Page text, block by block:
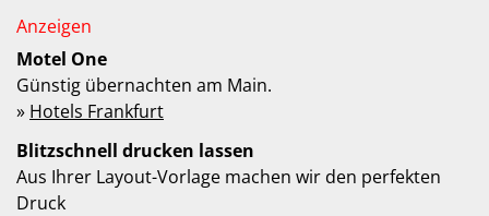
Motel One
Günstig übernachten am Main.
» Hotels Frankfurt
Blitzschnell drucken lassen
Aus Ihrer Layout-Vorlage machen wir den perfekten
Druck